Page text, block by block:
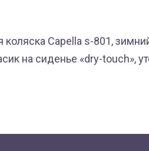
Capella s-801,
на сиденье «dry-touch»,